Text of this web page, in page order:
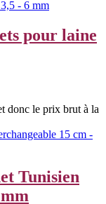
pour laine
donc le prix brut à la
Tunisien